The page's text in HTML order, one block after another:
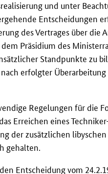
und unter
Entscheidungen
des Vertrages über die
dem Präsidium des
Standpunkte zu
erfolgter
Regelungen für die
Erreichen eines
der zusätzlichen
gehalten.
Entscheidung vom